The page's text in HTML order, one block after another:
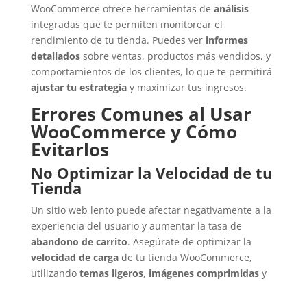
WooCommerce ofrece herramientas de análisis
integradas que te permiten monitorear el
rendimiento de tu tienda. Puedes ver informes
detalladossobre ventas, productos más vendidos, y
comportamientos de los clientes, lo que te permitirá
ajustar tu estrategiay maximizar tus ingresos.
Errores Comunes al Usar
WooCommerce y Cómo
Evitarlos
No Optimizar la Velocidad de tu
Tienda
Un sitio web lento puede afectar negativamente a la
experiencia del usuario y aumentar la tasa de
abandono de carrito. Asegúrate de optimizar la
velocidad de cargade tu tienda WooCommerce,
utilizando temas ligeros, imágenes comprimidasy